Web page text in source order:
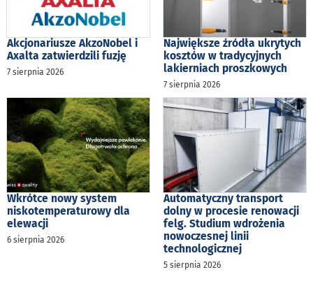
Akcjonariusze AkzoNobel i
Axalta zatwierdzili fuzję
7 sierpnia 2026
Największe źródła ukrytych
kosztów w tradycyjnych
lakierniach proszkowych
7 sierpnia 2026
Wkrótce nowy system
niskotemperaturowy dla
elewacji
6 sierpnia 2026
Automatyczny transport
dolny w procesie renowacji
felg. Studium wdrożenia
nowoczesnej linii
technologicznej
5 sierpnia 2026